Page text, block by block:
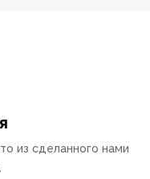
из сделанного нами